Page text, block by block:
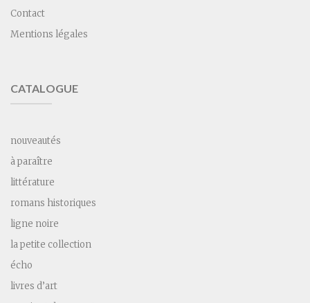
Contact
Mentions légales
CATALOGUE
nouveautés
à paraître
littérature
romans historiques
ligne noire
la petite collection
écho
livres d’art